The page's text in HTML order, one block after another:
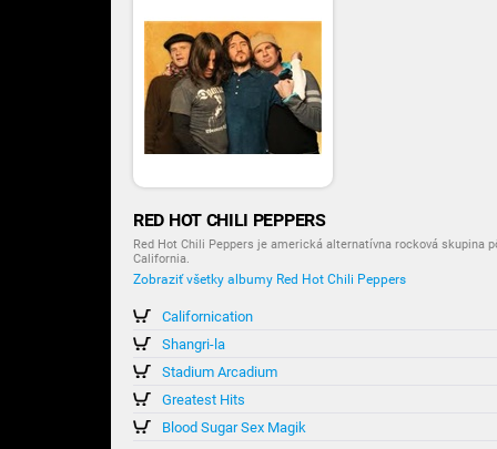
RED HOT CHILI PEPPERS
Red Hot Chili Peppers je americká alternatívna rocková skupina
California.
Zobraziť všetky albumy Red Hot Chili Peppers
Californication
Shangri-la
Stadium Arcadium
Greatest Hits
Blood Sugar Sex Magik